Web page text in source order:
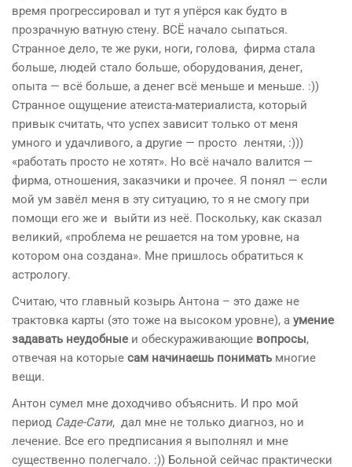
время прогрессировал и тут я упёрся как будто в
прозрачную ватную стену. ВСЁ начало сыпаться.
Странное дело, те же руки, ноги, голова, фирма стала
больше, людей стало больше, оборудования, денег,
опыта — всё больше, а денег всё меньше и меньше. :))
Странное ощущение атеиста-материалиста, который
привык считать, что успех зависит только от меня
умного и удачливого, а другие — просто лентяи, :)))
«работать просто не хотят». Но всё начало валится —
фирма, отношения, заказчики и прочее. Я понял — если
мой ум завёл меня в эту ситуацию, то я не смогу при
помощи его же и выйти из неё. Поскольку, как сказал
великий, «проблема не решается на том уровне, на
котором она создана». Мне пришлось обратиться к
астрологу.
Считаю, что главный козырь Антона – это даже не
трактовка карты (это тоже на высоком уровне), а умение
задавать неудобные и обескураживающие вопросы,
отвечая на которые сам начинаешь понимать многие
вещи.
Антон сумел мне доходчиво объяснить. И про мой
период Саде-Сати, дал мне не только диагноз, но и
лечение. Все его предписания я выполнял и мне
существенно полегчало. :)) Больной сейчас практически